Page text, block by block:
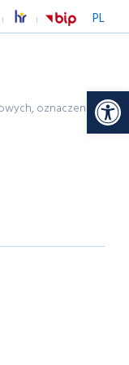
PL
oznaczenie